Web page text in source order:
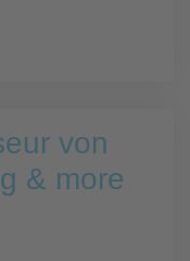
von
& more